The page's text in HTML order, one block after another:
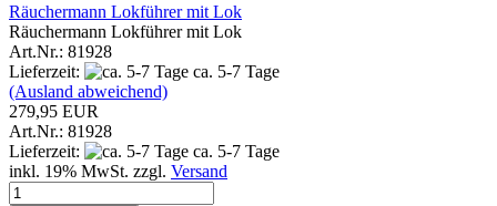
Räuchermann Lokführer mit Lok
Räuchermann Lokführer mit Lok
Art.Nr.: 81928
Lieferzeit:
ca. 5-7 Tage
(Ausland abweichend)
279,95 EUR
Art.Nr.: 81928
Lieferzeit:
ca. 5-7 Tage
inkl. 19% MwSt. zzgl. Versand